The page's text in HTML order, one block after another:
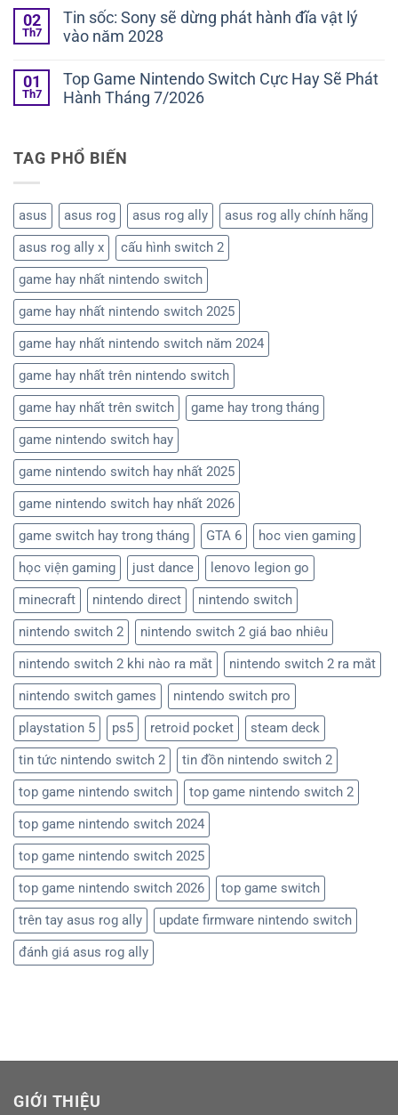
những
game
chơi
nhất
trên
Game
Nintendo
Switch
Sẽ
Phát
Hành
có
bình
luận
dẫn
cài
đặt
giao
diện
lập
ES-
DE
trên
Retroid
Pocket
(Android)
02
Th7
Tin sốc: Sony sẽ dừng phát hành đĩa vật lý
vào năm 2028
bình
luận
Sony
sẽ
hành
đĩa
vật
lý
vào
năm
2028
01
Th7
Top Game Nintendo Switch Cực Hay Sẽ Phát
Hành Tháng 7/2026
luận
Nintendo
Switch
Cực
Hay
Sẽ
Phát
Hành
Tháng
7/2026
TAG PHỔ BIẾN
asus asus rog asus rog ally
asus rog ally chính hãng
asus rog ally x
cấu hình switch 2
game hay nhất nintendo switch
game hay nhất nintendo switch 2025
game hay nhất nintendo switch năm 2024
game hay nhất trên nintendo switch
game hay nhất trên switch
game hay trong tháng
game nintendo switch hay
game nintendo switch hay nhất 2025
game nintendo switch hay nhất 2026
game switch hay trong tháng
GTA 6
hoc vien gaming
học viện gaming
just dance
lenovo legion go
minecraft
nintendo direct
nintendo switch
nintendo switch 2
nintendo switch 2 giá bao nhiêu
nintendo switch 2 khi nào ra mắt
nintendo switch 2 ra mắt
nintendo switch games
nintendo switch pro
playstation 5
ps5 retroid pocket
steam deck
tin tức nintendo switch 2
tin đồn nintendo switch 2
top game nintendo switch
top game nintendo switch 2
top game nintendo switch 2024
top game nintendo switch 2025
top game nintendo switch 2026
top game switch
trên tay asus rog ally
update firmware nintendo switch
đánh giá asus rog ally
GIỚI THIỆU